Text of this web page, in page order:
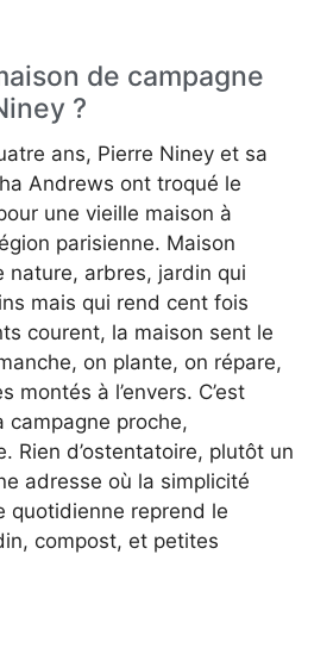
de campagne
?
ans, Pierre Niney et sa
Andrews ont troqué le
une vieille maison à
parisienne. Maison
nature, arbres, jardin qui
mais qui rend cent fois
courent, la maison sent le
on plante, on répare,
montés à l’envers. C’est
campagne proche,
Rien d’ostentatoire, plutôt un
adresse où la simplicité
quotidienne reprend le
compost, et petites